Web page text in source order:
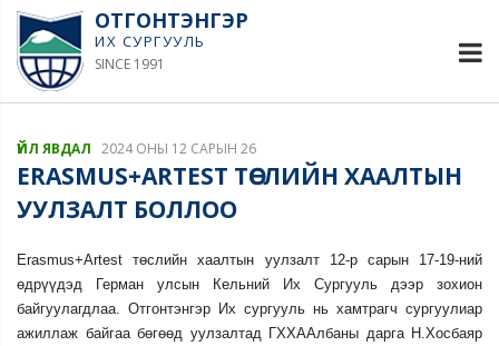
ОТГОНТЭНГЭР
ИХ СУРГУУЛЬ
SINCE 1991
ҮЙЛ ЯВДАЛ 2024 ОНЫ 12 САРЫН 26
ERASMUS+ARTEST ТӨСЛИЙН ХААЛТЫН
УУЛЗАЛТ БОЛЛОО
Erasmus+Artest төслийн хаалтын уулзалт 12-р сарын 17-19-ний
өдрүүдэд Герман улсын Кельний Их Сургууль дээр зохион
байгуулагдлаа. Отгонтэнгэр Их сургууль нь хамтрагч сургуулиар
ажиллаж байгаа бөгөөд уулзалтад ГХХААлбаны дарга Н.Хосбаяр